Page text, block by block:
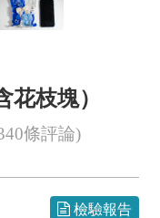
花枝塊）
條評論)
檢驗報告